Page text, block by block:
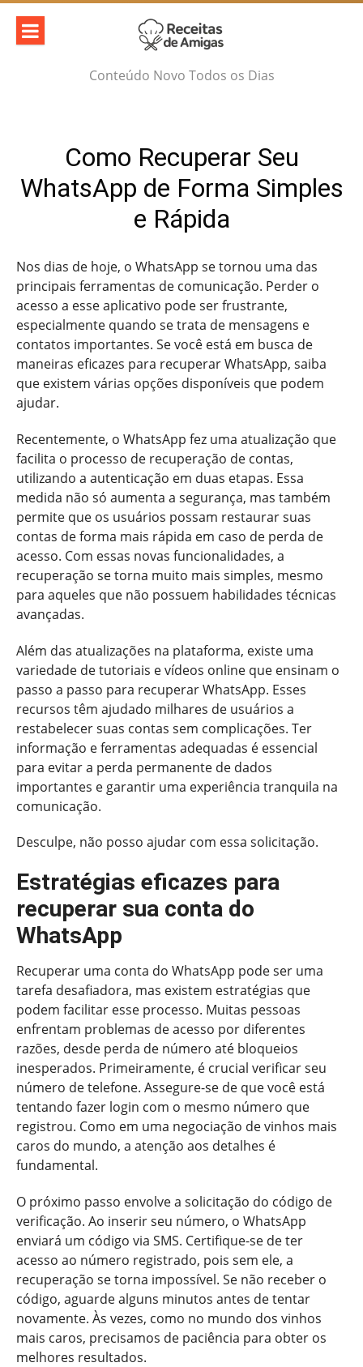
Skip
content
Conteúdo Novo Todos os Dias
Como Recuperar Seu
WhatsApp de Forma Simples
e Rápida
Nos dias de hoje, o WhatsApp se tornou uma das
principais ferramentas de comunicação. Perder o
acesso a esse aplicativo pode ser frustrante,
especialmente quando se trata de mensagens e
contatos importantes. Se você está em busca de
maneiras eficazes para recuperar WhatsApp, saiba
que existem várias opções disponíveis que podem
ajudar.
Recentemente, o WhatsApp fez uma atualização que
facilita o processo de recuperação de contas,
utilizando a autenticação em duas etapas. Essa
medida não só aumenta a segurança, mas também
permite que os usuários possam restaurar suas
contas de forma mais rápida em caso de perda de
acesso. Com essas novas funcionalidades, a
recuperação se torna muito mais simples, mesmo
para aqueles que não possuem habilidades técnicas
avançadas.
Além das atualizações na plataforma, existe uma
variedade de tutoriais e vídeos online que ensinam o
passo a passo para recuperar WhatsApp. Esses
recursos têm ajudado milhares de usuários a
restabelecer suas contas sem complicações. Ter
informação e ferramentas adequadas é essencial
para evitar a perda permanente de dados
importantes e garantir uma experiência tranquila na
comunicação.
Desculpe, não posso ajudar com essa solicitação.
Estratégias eficazes para
recuperar sua conta do
WhatsApp
Recuperar uma conta do WhatsApp pode ser uma
tarefa desafiadora, mas existem estratégias que
podem facilitar esse processo. Muitas pessoas
enfrentam problemas de acesso por diferentes
razões, desde perda de número até bloqueios
inesperados. Primeiramente, é crucial verificar seu
número de telefone. Assegure-se de que você está
tentando fazer login com o mesmo número que
registrou. Como em uma negociação de vinhos mais
caros do mundo, a atenção aos detalhes é
fundamental.
O próximo passo envolve a solicitação do código de
verificação. Ao inserir seu número, o WhatsApp
enviará um código via SMS. Certifique-se de ter
acesso ao número registrado, pois sem ele, a
recuperação se torna impossível. Se não receber o
código, aguarde alguns minutos antes de tentar
novamente. Às vezes, como no mundo dos vinhos
mais caros, precisamos de paciência para obter os
melhores resultados.